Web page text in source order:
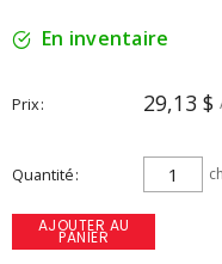
En inventaire
Prix 29,13 $
Quantité ch
AJOUTER AU
PANIER